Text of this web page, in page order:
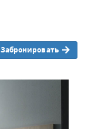
Забронировать